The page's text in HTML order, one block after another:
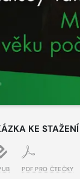
KE STAŽENÍ
PDF PRO ČTEČKY